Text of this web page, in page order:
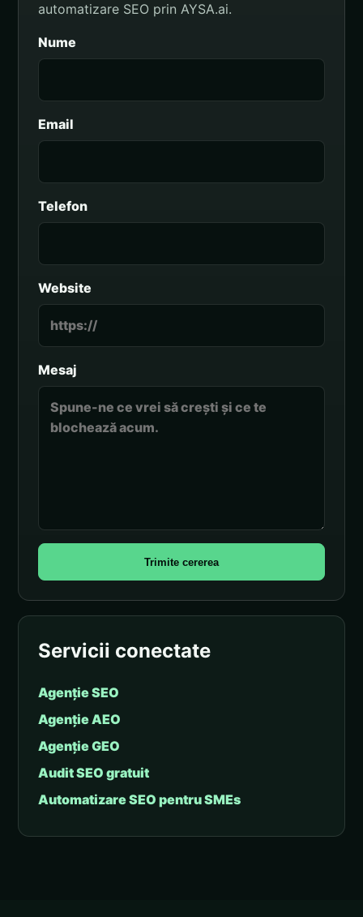
automatizare SEO prin AYSA.ai.
Nume
Email
Telefon
Website
Mesaj
Trimite cererea
Servicii conectate
Agenție SEO
Agenție AEO
Agenție GEO
Audit SEO gratuit
Automatizare SEO pentru SMEs